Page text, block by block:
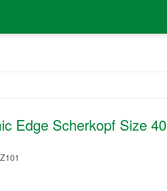
Edge Scherkopf Size 40